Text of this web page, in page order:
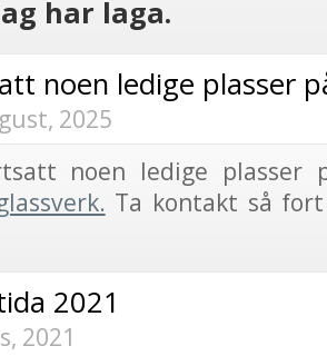
har laga.
noen ledige plasser
2025
noen ledige plasser
Ta kontakt så
2021
2021